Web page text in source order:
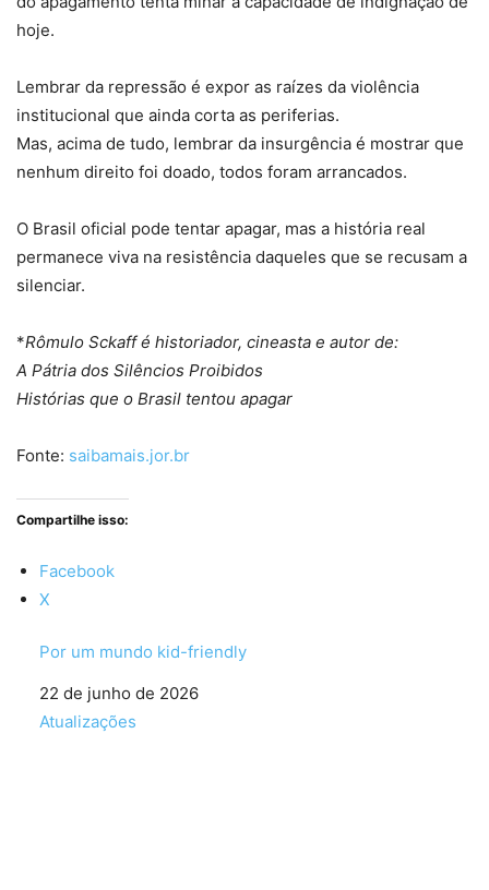
hoje.
Lembrar da repressão é expor as raízes da violência
institucional que ainda corta as periferias.
Mas, acima de tudo, lembrar da insurgência é mostrar que
nenhum direito foi doado, todos foram arrancados.
O Brasil oficial pode tentar apagar, mas a história real
permanece viva na resistência daqueles que se recusam a
silenciar.
*Rômulo Sckaff é historiador, cineasta e autor de:
A Pátria dos Silêncios Proibidos
Histórias que o Brasil tentou apagar
Fonte: saibamais.jor.br
Compartilhe isso:
Facebook
X
Por um mundo kid-friendly
Data
22 de junho de 2026
Em relação a
Atualizações